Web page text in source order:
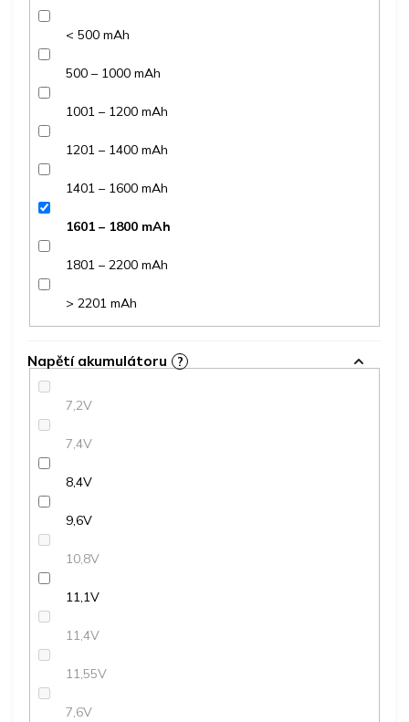
< 500 mAh
500 – 1000 mAh
1001 – 1200 mAh
1201 – 1400 mAh
1401 – 1600 mAh
1601 – 1800 mAh
1801 – 2200 mAh
> 2201 mAh
Napětí akumulátoru ?
7,2V
7,4V
8,4V
9,6V
10,8V
11,1V
11,4V
11,55V
7,6V